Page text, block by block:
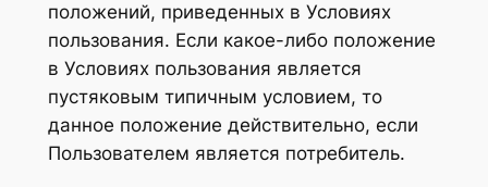
положений, приведенных в Условиях
пользования. Если какое-либо положение
в Условиях пользования является
пустяковым типичным условием, то
данное положение действительно, если
Пользователем является потребитель.